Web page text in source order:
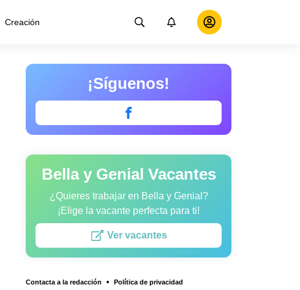
Creación
¡Síguenos!
Bella y Genial Vacantes
¿Quieres trabajar en Bella y Genial?
¡Elige la vacante perfecta para ti!
Ver vacantes
Contacta a la redacción
Política de privacidad